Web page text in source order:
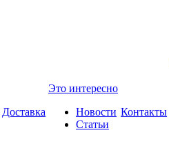
Доставка
Это интересно
Новости
Статьи
Контакты